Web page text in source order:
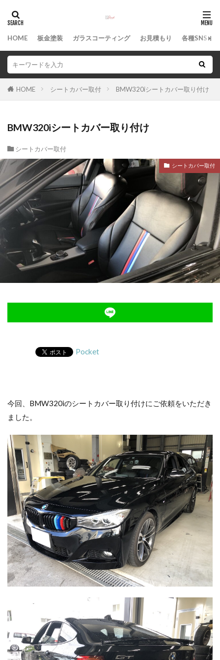
HOME 板金塗装 ガラスコーティング お見積もり 各種SNS
HOME シートカバー取付 BMW320iシートカバー取り付け
BMW320iシートカバー取り付け
シートカバー取付
シートカバー取付
Pocket
今回、BMW320iのシートカバー取り付けにご依頼をいただき
ました。
WILLVS 中古車 沖縄県
沖縄市
へこみ
ヘッドライト塗装
バンパー補修
キズ
ガラスコーティング
オールペン
アドバイザー
知花
検索